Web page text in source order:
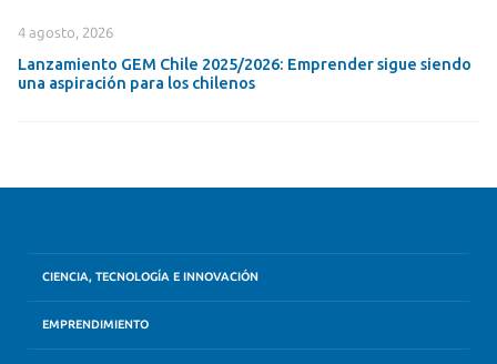
4 agosto, 2026
Lanzamiento GEM Chile 2025/2026: Emprender sigue siendo
una aspiración para los chilenos
CIENCIA, TECNOLOGÍA E INNOVACIÓN
EMPRENDIMIENTO